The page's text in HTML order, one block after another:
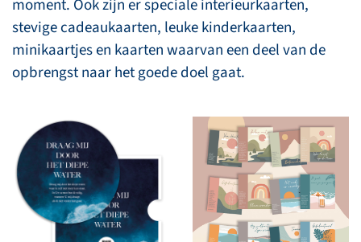
moment. Ook zijn er speciale interieurkaarten,
stevige cadeaukaarten, leuke kinderkaarten,
minikaartjes en kaarten waarvan een deel van de
opbrengst naar het goede doel gaat.